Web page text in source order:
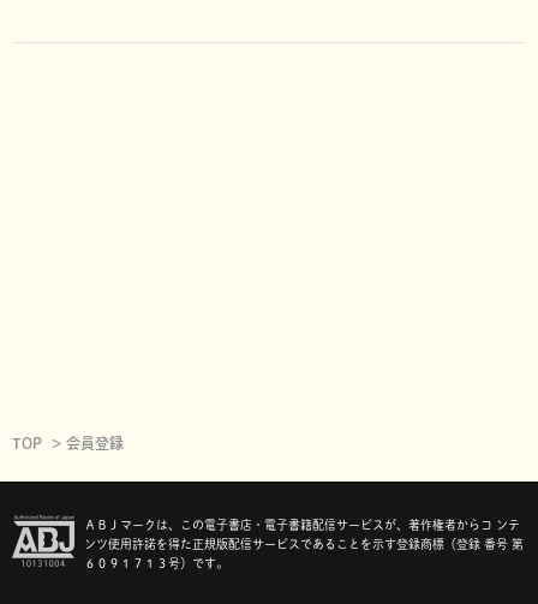
TOP 会員登録
ＡＢＪマークは、この電子書店・電子書籍配信サービスが、著作権者からコ ンテ
ンツ使用許諾を得た正規版配信サービスであることを示す登録商標（登録 番号 第
６０９１７１３号）です。